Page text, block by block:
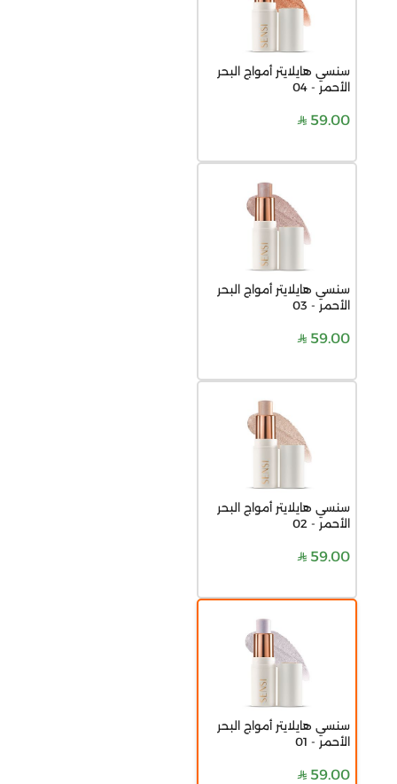
سنسي هايلايتر أمواج البحر
الأحمر - 04
59.00
سنسي هايلايتر أمواج البحر
الأحمر - 03
59.00
سنسي هايلايتر أمواج البحر
الأحمر - 02
59.00
سنسي هايلايتر أمواج البحر
الأحمر - 01
59.00